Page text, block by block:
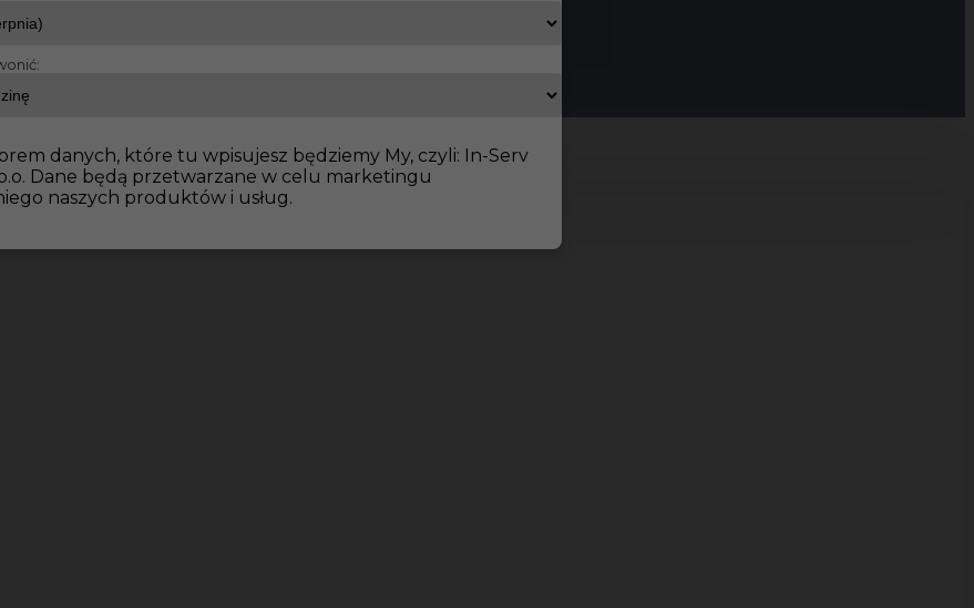
danych, które tu wpisujesz będziemy My, czyli: In-Serv
Dane będą przetwarzane w celu marketingu
naszych produktów i usług.